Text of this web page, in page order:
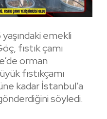
emekli
fıstık çamı
orman
fıstıkçamı
kadar İstanbul’a
söyledi.